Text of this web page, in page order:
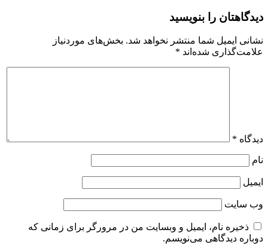
دیدگاهتان را بنویسید
نشانی ایمیل شما منتشر نخواهد شد. بخش‌های موردنیاز
علامت‌گذاری شده‌اند *
دیدگاه *
نام
ایمیل
وب‌ سایت
ذخیره نام، ایمیل و وبسایت من در مرورگر برای زمانی که
دوباره دیدگاهی می‌نویسم.